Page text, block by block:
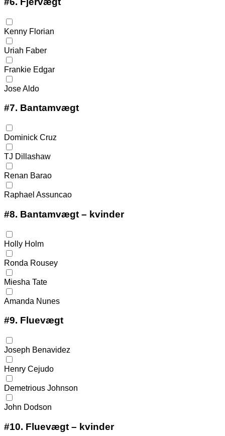
Kenny Florian
Uriah Faber
Frankie Edgar
Jose Aldo
#7. Bantamvægt
Dominick Cruz
TJ Dillashaw
Renan Barao
Raphael Assuncao
#8. Bantamvægt – kvinder
Holly Holm
Ronda Rousey
Miesha Tate
Amanda Nunes
#9. Fluevægt
Joseph Benavidez
Henry Cejudo
Demetrious Johnson
John Dodson
#10. Fluevægt – kvinder